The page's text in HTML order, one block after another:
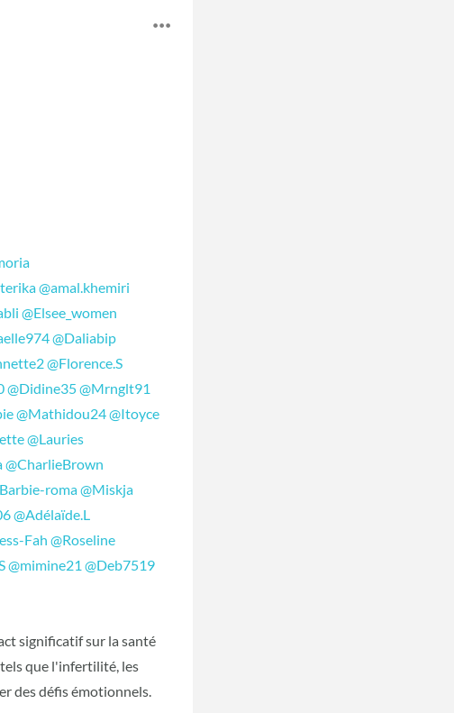
@amal.khemiri
@Elsee_women
@Daliabip
@Florence.S
@Didine35@Mrnglt91
@Mathidou24@Itoyce
@Lauries
@CharlieBrown
roma@Miskja
@Adélaïde.L
Fah @Roseline
@mimine21 @Deb7519
significatif sur la santé
que l'infertilité, les
des défis émotionnels.